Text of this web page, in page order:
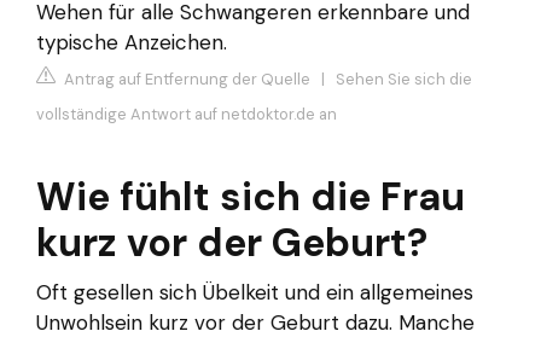
Wehen für alle Schwangeren erkennbare und
typische Anzeichen.
Antrag auf Entfernung der Quelle | Sehen Sie sich die
vollständige Antwort auf netdoktor.de an
Wie fühlt sich die Frau
kurz vor der Geburt?
Oft gesellen sich Übelkeit und ein allgemeines
Unwohlsein kurz vor der Geburt dazu. Manche